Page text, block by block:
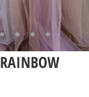
RAINBOW